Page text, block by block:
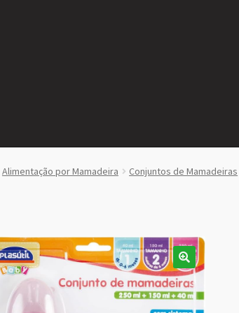
Alimentação por Mamadeira Conjuntos de Mamadeiras